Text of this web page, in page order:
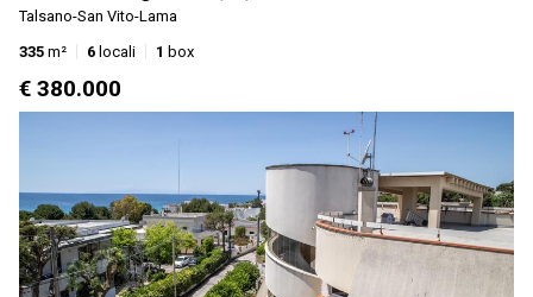
Talsano-San Vito-Lama
335 m² 6 locali 1 box
€ 380.000